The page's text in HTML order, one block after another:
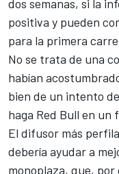
dos semanas, si la
positiva y pueden
para la primera
No se trata de una
habían
bien de un intento
haga Red Bull en un
El difusor más
debería ayudar a
monoplaza, que,